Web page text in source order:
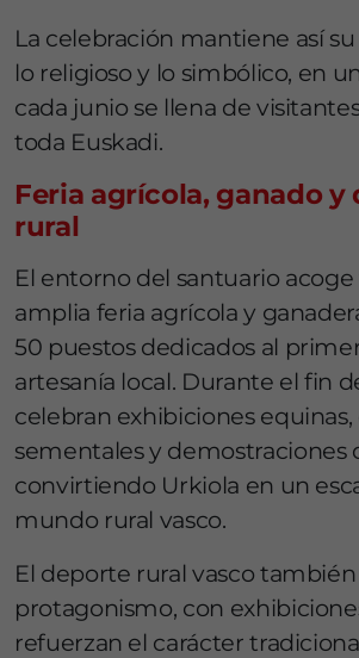
La celebración mantiene así
lo religioso y lo simbólico, en
cada junio se llena de
toda Euskadi.
Feria agrícola, ganado y
rural
El entorno del santuario
amplia feria agrícola y
50 puestos dedicados al
artesanía local. Durante el fin
celebran exhibiciones
sementales y demostraciones
convirtiendo Urkiola en un
mundo rural vasco.
El deporte rural vasco
protagonismo, con
refuerzan el carácter